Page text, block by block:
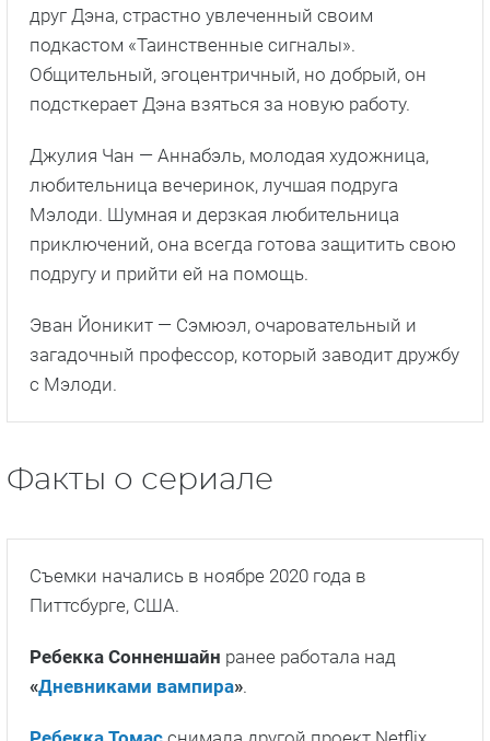
друг Дэна, страстно увлеченный своим
подкастом «Таинственные сигналы».
Общительный, эгоцентричный, но добрый, он
подсткерает Дэна взяться за новую работу.
Джулия Чан — Аннабэль, молодая художница,
любительница вечеринок, лучшая подруга
Мэлоди. Шумная и дерзкая любительница
приключений, она всегда готова защитить свою
подругу и прийти ей на помощь.
Эван Йоникит — Сэмюэл, очаровательный и
загадочный профессор, который заводит дружбу
с Мэлоди.
Факты о сериале
Съемки начались в ноябре 2020 года в
Питтсбурге, США.
Ребекка Сонненшайн ранее работала над
«Дневниками вампира».